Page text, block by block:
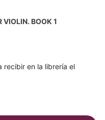
VIOLIN. BOOK 1
recibir en la librería el